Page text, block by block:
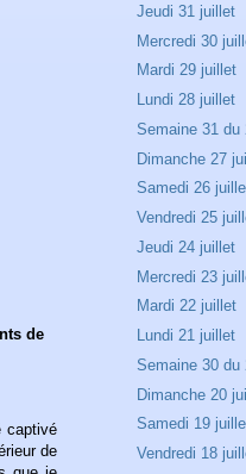
de
captivé
de
Jeudi 31 juillet
Mercredi 30
Mardi 29 juillet
Lundi 28 juillet
Semaine 31
Dimanche 27
Samedi 26
Vendredi 25
Jeudi 24 juillet
Mercredi 23
Mardi 22 juillet
Lundi 21 juillet
Semaine 30
Dimanche 20
Samedi 19
Vendredi 18